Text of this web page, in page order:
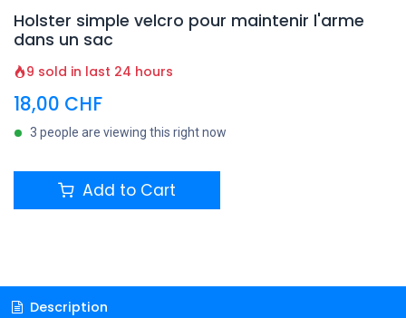
Holster simple velcro pour maintenir l'arme
dans un sac
9 sold in last 24 hours
18,00 CHF
3 people are viewing this right now
Add to Cart
Description